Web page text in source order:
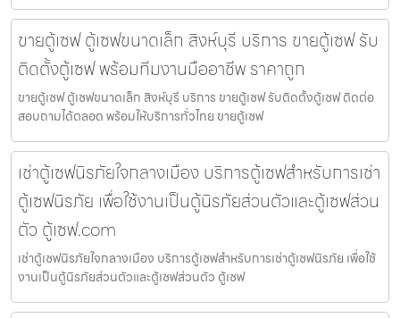
ขายตู้เซฟ ตู้เซฟขนาดเล็ก สิงห์บุรี บริการ ขายตู้เซฟ รับ
ติดตั้งตู้เซฟ พร้อมทีมงานมืออาชีพ ราคาถูก
ขายตู้เซฟ ตู้เซฟขนาดเล็ก สิงห์บุรี บริการ ขายตู้เซฟ รับติดตั้งตู้เซฟ ติดต่อ
สอบถามได้ตลอด พร้อมให้บริการทั่วไทย ขายตู้เซฟ
เช่าตู้เซฟนิรภัยใจกลางเมือง บริการตู้เซฟสำหรับการเช่า
ตู้เซฟนิรภัย เพื่อใช้งานเป็นตู้นิรภัยส่วนตัวและตู้เซฟส่วน
ตัว ตู้เซฟ.com
เช่าตู้เซฟนิรภัยใจกลางเมือง บริการตู้เซฟสำหรับการเช่าตู้เซฟนิรภัย เพื่อใช้
งานเป็นตู้นิรภัยส่วนตัวและตู้เซฟส่วนตัว ตู้เซฟ